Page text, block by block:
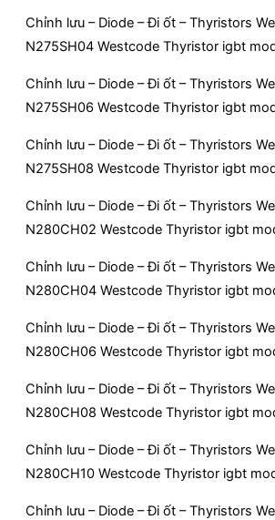
Chỉnh lưu – Diode – Đi ốt – Thyristors
N275SH04 Westcode Thyristor igbt
Chỉnh lưu – Diode – Đi ốt – Thyristors
N275SH06 Westcode Thyristor igbt
Chỉnh lưu – Diode – Đi ốt – Thyristors
N275SH08 Westcode Thyristor igbt
Chỉnh lưu – Diode – Đi ốt – Thyristors
N280CH02 Westcode Thyristor igbt
Chỉnh lưu – Diode – Đi ốt – Thyristors
N280CH04 Westcode Thyristor igbt
Chỉnh lưu – Diode – Đi ốt – Thyristors
N280CH06 Westcode Thyristor igbt
Chỉnh lưu – Diode – Đi ốt – Thyristors
N280CH08 Westcode Thyristor igbt
Chỉnh lưu – Diode – Đi ốt – Thyristors
N280CH10 Westcode Thyristor igbt
Chỉnh lưu – Diode – Đi ốt – Thyristors